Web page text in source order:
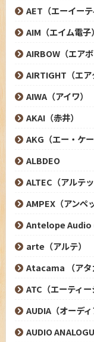
AET（エーイーテ
AIM（エイム電子）
AIRBOW（エアボ
AIRTIGHT（エア
AIWA（アイワ）
AKAI（赤井）
AKG（エー・ケー
ALBDEO
ALTEC（アルテッ
AMPEX（アンペ
Antelope Audio
arte（アルテ）
Atacama （アタ
ATC（エーティー
AUDIA（オーディ
AUDIO